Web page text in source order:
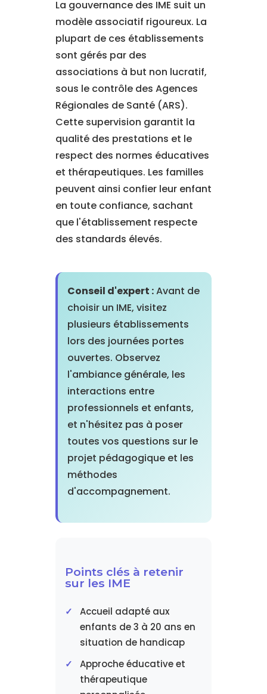
La gouvernance des IME suit un
modèle associatif rigoureux. La
plupart de ces établissements
sont gérés par des
associations à but non lucratif,
sous le contrôle des Agences
Régionales de Santé (ARS).
Cette supervision garantit la
qualité des prestations et le
respect des normes éducatives
et thérapeutiques. Les familles
peuvent ainsi confier leur enfant
en toute confiance, sachant
que l'établissement respecte
des standards élevés.
Conseil d'expert :Avant de
choisir un IME, visitez
plusieurs établissements
lors des journées portes
ouvertes. Observez
l'ambiance générale, les
interactions entre
professionnels et enfants,
et n'hésitez pas à poser
toutes vos questions sur le
projet pédagogique et les
méthodes
d'accompagnement.
Points clés à retenir
sur les IME
Accueil adapté aux
enfants de 3 à 20 ans en
situation de handicap
Approche éducative et
thérapeutique